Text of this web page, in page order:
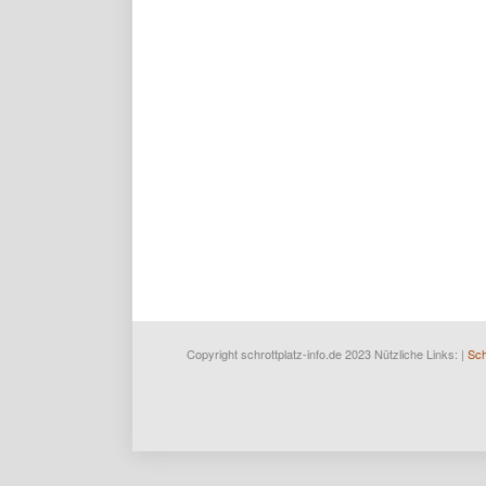
Copyright schrottplatz-info.de 2023 Nützliche Links: |